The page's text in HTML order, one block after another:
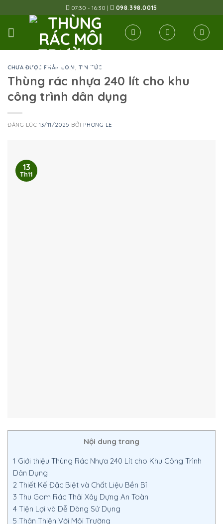
to
content
07:30 - 16:30 | 098.398.0015
CHƯA ĐƯỢC PHÂN LOẠI , TIN TỨC
Thùng rác nhựa 240 lít cho khu
công trình dân dụng
ĐĂNG LÚC13/11/2025 BỞI PHONG LE
13
Th11
Nội dung trang
1 Giới thiệu Thùng Rác Nhựa 240 Lít cho Khu Công Trình
Dân Dụng
2 Thiết Kế Đặc Biệt và Chất Liệu Bền Bỉ
3 Thu Gom Rác Thải Xây Dựng An Toàn
4 Tiện Lợi và Dễ Dàng Sử Dụng
5 Thân Thiện Với Môi Trường